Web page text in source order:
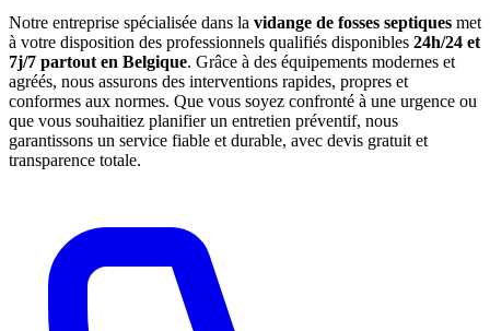
Notre entreprise spécialisée dans la vidange de fosses septiques met
à votre disposition des professionnels qualifiés disponibles 24h/24 et
7j/7 partout en Belgique. Grâce à des équipements modernes et
agréés, nous assurons des interventions rapides, propres et
conformes aux normes. Que vous soyez confronté à une urgence ou
que vous souhaitiez planifier un entretien préventif, nous
garantissons un service fiable et durable, avec devis gratuit et
transparence totale.